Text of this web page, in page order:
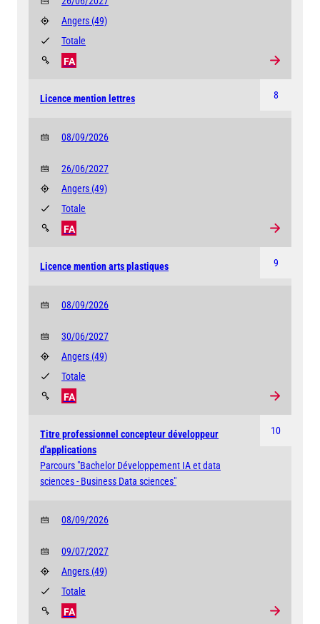
Angers (49)
FA
Totale
8
Licence mention lettres
08/09/2026
26/06/2027
Angers (49)
FA
Totale
9
Licence mention arts plastiques
08/09/2026
30/06/2027
Angers (49)
FA
Totale
10
Titre professionnel concepteur développeur
d'applications
Parcours "Bachelor Développement IA et data
sciences - Business Data sciences"
08/09/2026
09/07/2027
Angers (49)
FA
Totale